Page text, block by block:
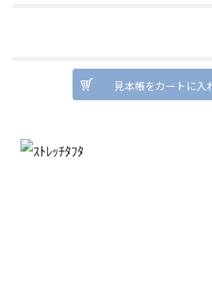
見本帳をカートに入